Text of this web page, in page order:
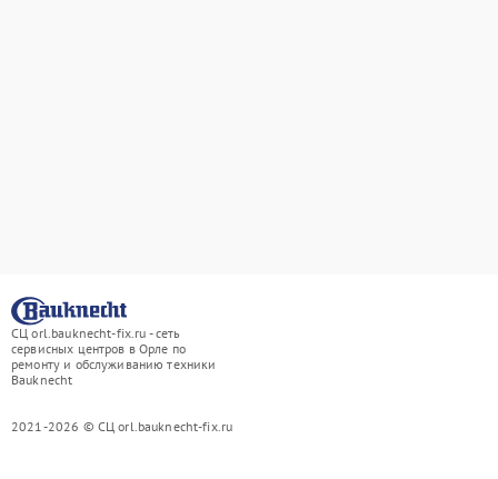
СЦ orl.bauknecht-fix.ru - сеть
сервисных центров в Орле по
ремонту и обслуживанию техники
Bauknecht
2021-2026 © СЦ orl.bauknecht-fix.ru